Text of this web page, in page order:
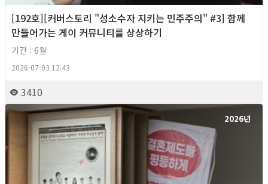
[192호][커버스토리 "성소수자 지키는 민주주의" #3] 함께
만들어가는 게이 커뮤니티를 상상하기
기간 : 6월
2026-07-03 12:43
3410
2026년